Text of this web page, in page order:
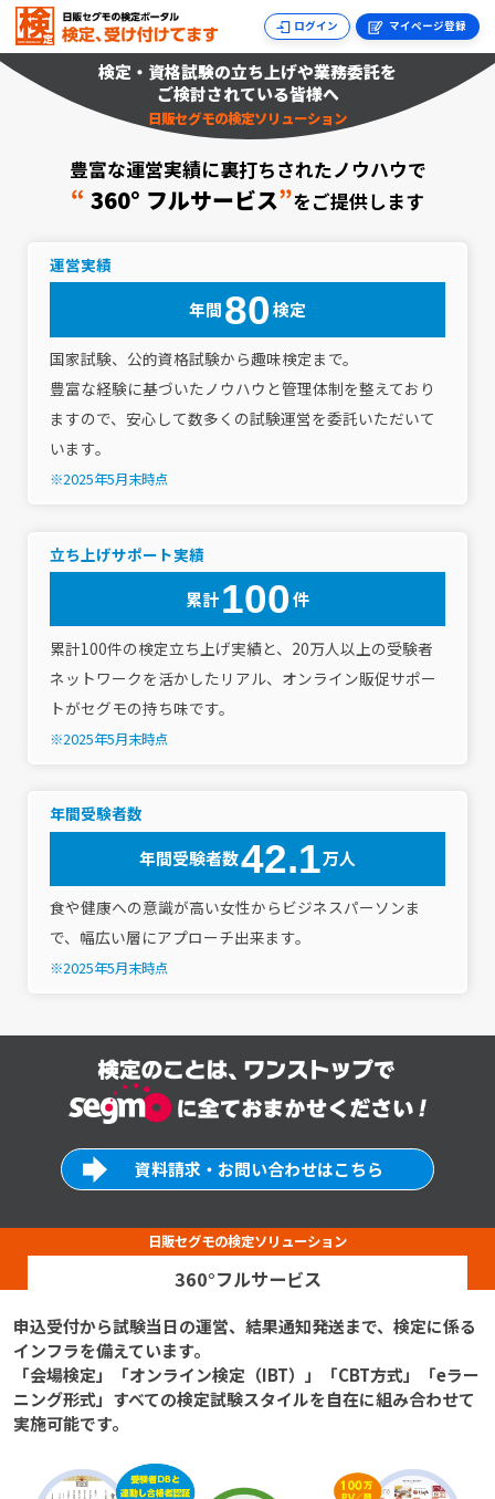
ログイン マイページ登録
検定・資格試験の立ち上げや業務委託を
ご検討されている皆様へ
日販セグモの検定ソリューション
豊富な運営実績に裏打ちされたノウハウで
“ 360° フルサービス”をご提供します
運営実績
年間80検定
国家試験、公的資格試験から趣味検定まで。
豊富な経験に基づいたノウハウと管理体制を整えており
ますので、安心して数多くの試験運営を委託いただいて
います。
※2025年5月末時点
立ち上げサポート実績
累計100件
累計100件の検定立ち上げ実績と、20万人以上の受験者
ネットワークを活かしたリアル、オンライン販促サポー
トがセグモの持ち味です。
※2025年5月末時点
年間受験者数
年間受験者数42.1万人
食や健康への意識が高い女性からビジネスパーソンま
で、幅広い層にアプローチ出来ます。
※2025年5月末時点
資料請求・お問い合わせはこちら
360°フルサービス
申込受付から試験当日の運営、結果通知発送まで、検定に係る
インフラを備えています。
「会場検定」「オンライン検定（IBT）」「CBT方式」「eラー
ニング形式」 すべての検定試験スタイルを自在に組み合わせて
実施可能です。